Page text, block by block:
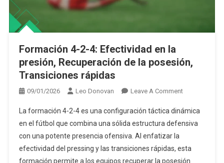
Formación 4-2-4: Sobrecargas de jugadores, Ventajas
Formación 4-2-4: Efectividad en la
presión, Recuperación de la posesión,
Transiciones rápidas
09/01/2026 Leo Donovan Leave A CommentOn
4-
2-
Efectividad
En
La formación 4-2-4 es una configuración táctica dinámica
en el fútbol que combina una sólida estructura defensiva
con una potente presencia ofensiva. Al enfatizar la
efectividad del pressing y las transiciones rápidas, esta
formación permite a los equipos recuperar la posesión